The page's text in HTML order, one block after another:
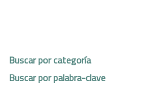
Buscar por categoría
Buscar por palabra-clave